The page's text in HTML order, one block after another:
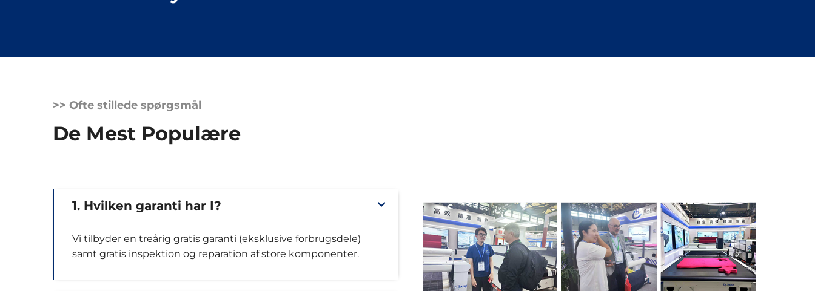
>> Ofte stillede spørgsmål
De Mest Populære
1. Hvilken garanti har I?
Vi tilbyder en treårig gratis garanti (eksklusive forbrugsdele)
samt gratis inspektion og reparation af store komponenter.